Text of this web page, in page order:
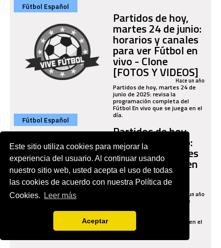
Este sitio utiliza cookies para mejorar la
experiencia del usuario. Al continuar usando
nuestro sitio web, usted acepta el uso de todas
las cookies de acuerdo con nuestra Política de
Cookies.
Leer más
Aceptar
Fútbol Español
Partidos de hoy,
martes 24 de junio:
horarios y canales
para ver Fútbol en
vivo - Clone
[FOTOS Y VIDEOS]
Hace un año
Partidos de hoy, martes 24 de
junio de 2025: revisa la
programación completa del
Fútbol En vivo que se juega en el
día.
Fútbol Español
Partidos de hoy,
lunes 23 de junio:
horarios y canales
para ver Fútbol en
vivo [FOTOS Y
VIDEOS] Hace un año
Partidos de hoy, lunes 23 de
programación completa del
Fútbol En vivo que se juega en el